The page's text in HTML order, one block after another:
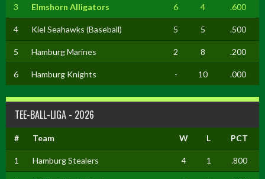
3 Elmshorn Alligators 6 4 .600
4 Kiel Seahawks (Baseball) 5 5 .500
5 Hamburg Marines 2 8 .200
6 Hamburg Knights - 10 .000
TEE-BALL-LIGA - 2026
# Team W L PCT
1 Hamburg Stealers 4 1 .800